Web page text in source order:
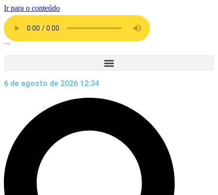
Ir para o conteúdo
6 de agosto de 2026 12:34